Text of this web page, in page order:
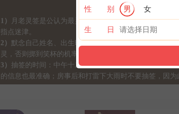
性 别 男 女
生 日
1）
月老灵签是公认为最灵验的姻缘签诗，抽灵签前要
指点迷津。
2） 默念自己姓名、出生时间、居住地址；再请求需要指
灵，否则掷到笑杯的机率很高。
3） 抽签的时间：中午十二点左右和晚上十一点前或者后
的信息也最准确；房事后和打雷下大雨时不要抽签，因为